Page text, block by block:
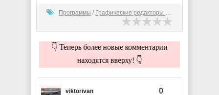
Программы / Графические редакторы (2D)
👇 Теперь более новые комментарии
находятся вверху! 👇
viktorivan 0